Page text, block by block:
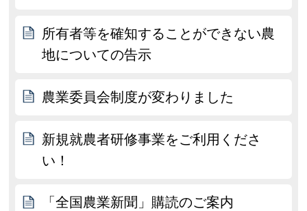
所有者等を確知することができない農
地についての告示
農業委員会制度が変わりました
新規就農者研修事業をご利用くださ
い！
「全国農業新聞」購読のご案内